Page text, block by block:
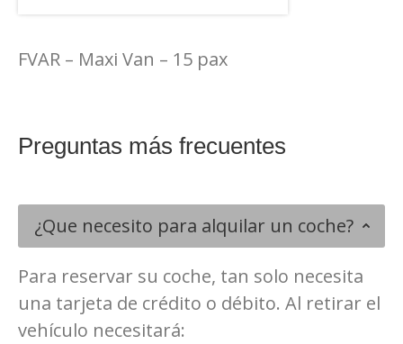
FVAR – Maxi Van – 15 pax
Preguntas más frecuentes
¿Que necesito para alquilar un coche?
Para reservar su coche, tan solo necesita
una tarjeta de crédito o débito. Al retirar el
vehículo necesitará: